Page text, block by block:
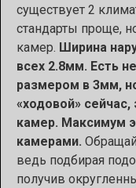
существует 2
стандарты проще,
камер. Ширина
всех 2.8мм. Есть
размером в 3мм,
«ходовой»
камер. Максимум
камерами.
ведь подбирая
получив